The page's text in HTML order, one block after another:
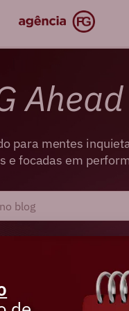
Ahead
para mentes
e focadas em
se e receba os